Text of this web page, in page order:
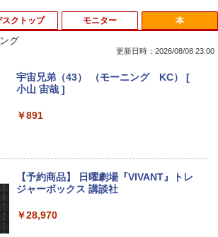
【★最大100%ポイント】【Windows X
P 搭載】大手メーカー おまかせ ノートパ
128GB/15.6インチ 大画面/DVD/新品 マ
￥9,999
＼★最大2555円OFFクーポン★／【内蔵
スクトップ モニター
モニター台 ラック ヴィト 【玄関先迄納
品】 ニトリ
￥1,790
DELL デル E1913S LED液晶モニター 19
インチ スクエア ブラック 1280 x 1024 S
沢 ノングレア 液晶ディスプレイ VGA
本
グ
更新日時：2026/08/08 23:00
宇宙兄弟（43） （モーニング KC） [
小山 宙哉 ]
￥891
【予約商品】 日曜劇場『VIVANT』トレ
ジャーボックス 講談社
￥28,970